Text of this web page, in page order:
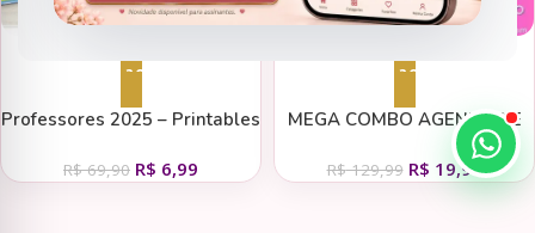
Adicionar ao carrinho
Professores 2025 – Printables
R$69,90 R$ 6,99
Adicionar ao carrinho
MEGA COMBO AGENDAS E
PLANNERS 25/26
R$129,99 R$ 19,99